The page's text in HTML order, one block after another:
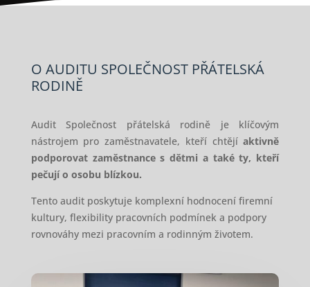
O AUDITU SPOLEČNOST PŘÁTELSKÁ
RODINĚ
Audit Společnost přátelská rodině je klíčovým
nástrojem pro zaměstnavatele, kteří chtějíaktivně
podporovat zaměstnance s dětmi a také ty, kteří
pečují o osobu blízkou.
Tento audit poskytuje komplexní hodnocení firemní
kultury, flexibility pracovních podmínek a podpory
rovnováhy mezi pracovním a rodinným životem.